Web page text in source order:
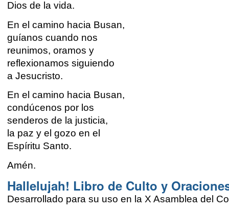
Dios de la vida.
En el camino hacia Busan,
guíanos cuando nos
reunimos, oramos y
reflexionamos siguiendo
a Jesucristo.
En el camino hacia Busan,
condúcenos por los
senderos de la justicia,
la paz y el gozo en el
Espíritu Santo.
Amén.
Hallelujah! Libro de Culto y
Desarrollado para su uso en la X Asamblea del